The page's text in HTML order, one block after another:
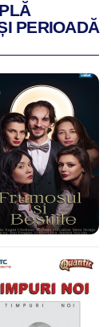
PERIOADĂ